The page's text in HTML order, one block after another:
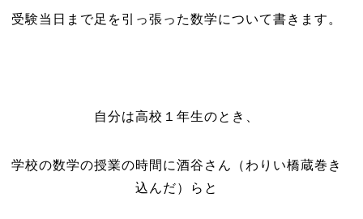
受験当日まで足を引っ張った数学について書きます。
自分は高校１年生のとき、
学校の数学の授業の時間に酒谷さん（わりい橋蔵巻き
込んだ）らと